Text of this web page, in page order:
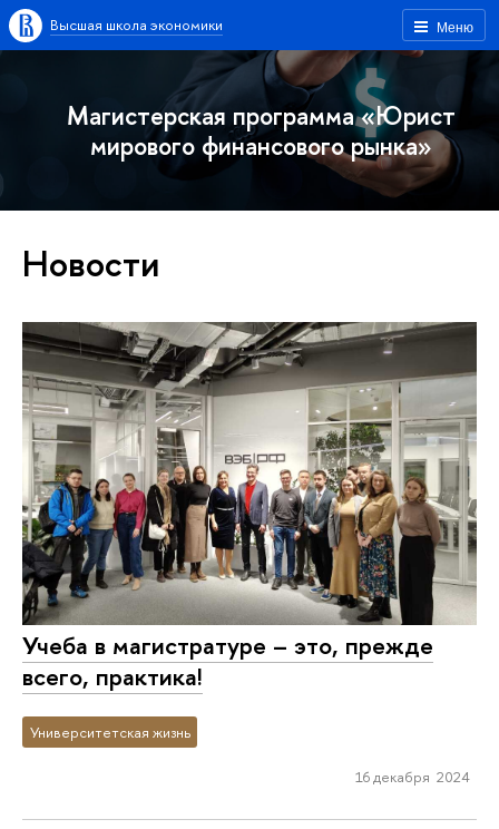
Меню
Высшая школа экономики
Магистерская программа «Юрист
мирового финансового рынка»
Новости
Учеба в магистратуре – это, прежде
всего, практика!
Университетская жизнь
16 декабря 2024